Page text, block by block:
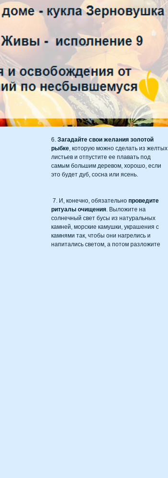
6. Загадайте свои желания золотой
рыбке, которую можно сделать из желтых
листьев и отпустите ее плавать под
самым большим деревом, хорошо, если
это будет дуб, сосна или ясень.
7. И, конечно, обязательно проведите
ритуалы очищения. Выложите на
солнечный свет бусы из натуральных
камней, морские камушки, украшения с
камнями так, чтобы они нагрелись и
напитались светом, а потом разложите